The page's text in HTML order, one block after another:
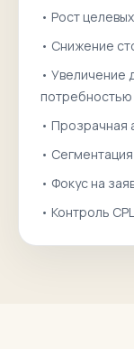
• Рост
• Снижение
• Увеличение
потребностью
• Прозрачная
•
• Фокус на
• Контроль